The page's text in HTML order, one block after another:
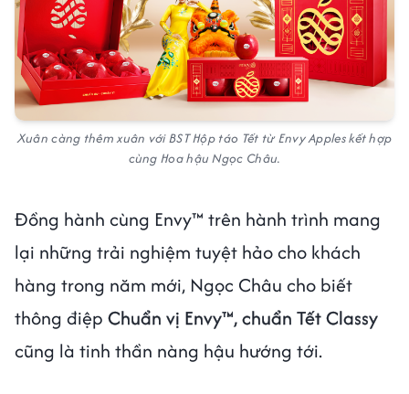
Xuân càng thêm xuân với BST Hộp táo Tết từ Envy Apples kết hợp
cùng Hoa hậu Ngọc Châu.
Đồng hành cùng Envy™ trên hành trình mang
lại những trải nghiệm tuyệt hảo cho khách
hàng trong năm mới, Ngọc Châu cho biết
thông điệp Chuẩn vị Envy™, chuẩn Tết Classy
cũng là tinh thần nàng hậu hướng tới.